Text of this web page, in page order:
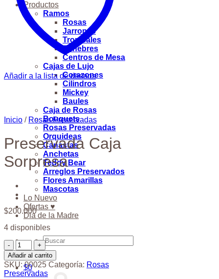
Productos
Ramos
Rosas
Jarrones
Tropicales
Fúnebres
Centros de Mesa
Cajas de Lujo
Corazones
Cilindros
Mickey
Baules
Caja de Rosas
Bouquets
Rosas Preservadas
Orquideas
Canastas
Anchetas
Teddy Bear
Arreglos Preservados
Flores Amarillas
Mascotas
Lo Nuevo
Ofertas ♥
Dia de la Madre
Buscar
por:
$0
Añadir a la lista de deseos
Inicio / Rosas Preservadas
Preservada Caja
Sorpresa
$200.000
4 disponibles
Preservada
Caja
Sorpresa
cantidad
Añadir al carrito
SKU:00025 Categoría: Rosas
Preservadas